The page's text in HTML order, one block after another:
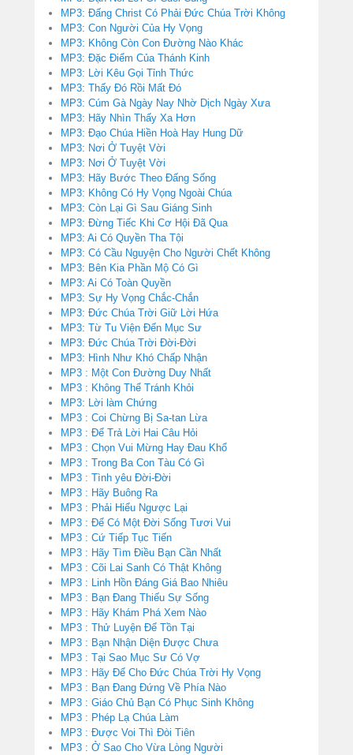
MP3: Đấng Christ Có Phải Đức Chúa Trời Không
MP3: Con Người Của Hy Vọng
MP3: Không Còn Con Đường Nào Khác
MP3: Đặc Điểm Của Thánh Kinh
MP3: Lời Kêu Gọi Tỉnh Thức
MP3: Thấy Đó Rồi Mất Đó
MP3: Cúm Gà Ngày Nay Nhờ Dịch Ngày Xưa
MP3: Hãy Nhìn Thấy Xa Hơn
MP3: Đạo Chúa Hiền Hoà Hay Hung Dữ
MP3: Nơi Ở Tuyệt Vời
MP3: Nơi Ở Tuyệt Vời
MP3: Hãy Bước Theo Đấng Sống
MP3: Không Có Hy Vọng Ngoài Chúa
MP3: Còn Lại Gì Sau Giáng Sinh
MP3: Đừng Tiếc Khi Cơ Hội Đã Qua
MP3: Ai Có Quyền Tha Tội
MP3: Có Cầu Nguyện Cho Người Chết Không
MP3: Bên Kia Phần Mộ Có Gì
MP3: Ai Có Toàn Quyền
MP3: Sự Hy Vọng Chắc-Chắn
MP3: Đức Chúa Trời Giữ Lời Hứa
MP3: Từ Tu Viện Đến Mục Sư
MP3: Đức Chúa Trời Đời-Đời
MP3: Hình Như Khó Chấp Nhận
MP3 : Một Con Đường Duy Nhất
MP3 : Không Thể Tránh Khỏi
MP3: Lời làm Chứng
MP3 : Coi Chừng Bị Sa-tan Lừa
MP3 : Để Trả Lời Hai Câu Hỏi
MP3 : Chọn Vui Mừng Hay Đau Khổ
MP3 : Trong Ba Con Tàu Có Gì
MP3 : Tình yêu Đời-Đời
MP3 : Hãy Buông Ra
MP3 : Phải Hiểu Ngược Lại
MP3 : Để Có Một Đời Sống Tươi Vui
MP3 : Cứ Tiếp Tục Tiến
MP3 : Hãy Tìm Điều Bạn Cần Nhất
MP3 : Cõi Lai Sanh Có Thật Không
MP3 : Linh Hồn Đáng Giá Bao Nhiêu
MP3 : Bạn Đang Thiếu Sự Sống
MP3 : Hãy Khám Phá Xem Nào
MP3 : Thử Luyện Để Tồn Tại
MP3 : Bạn Nhận Diện Được Chưa
MP3 : Tại Sao Mục Sư Có Vợ
MP3 : Hãy Để Cho Đức Chúa Trời Hy Vọng
MP3 : Bạn Đang Đứng Về Phía Nào
MP3 : Giáo Chủ Bạn Có Phục Sinh Không
MP3 : Phép Lạ Chúa Làm
MP3 : Được Voi Thì Đòi Tiên
MP3 : Ở Sao Cho Vừa Lòng Người